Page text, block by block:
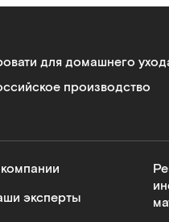
для домашнего
производство
эксперты